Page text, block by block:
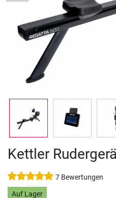
Kettler
7 Bewertungen
Auf Lager